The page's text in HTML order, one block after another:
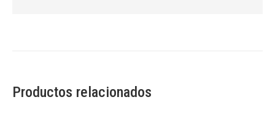
Productos relacionados